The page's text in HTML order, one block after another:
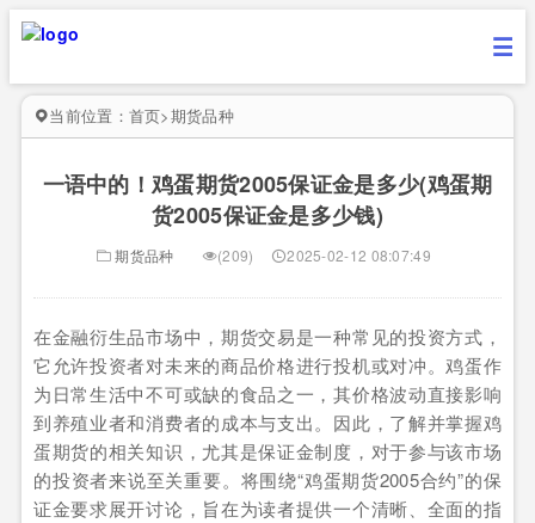
当前位置： 首页>期货品种
一语中的！鸡蛋期货2005保证金是多少(鸡蛋期
货2005保证金是多少钱)
期货品种 (209) 2025-02-12 08:07:49
在金融衍生品市场中，期货交易是一种常见的投资方式，
它允许投资者对未来的商品价格进行投机或对冲。鸡蛋作
为日常生活中不可或缺的食品之一，其价格波动直接影响
到养殖业者和消费者的成本与支出。因此，了解并掌握鸡
蛋期货的相关知识，尤其是保证金制度，对于参与该市场
的投资者来说至关重要。将围绕“鸡蛋期货2005合约”的保
证金要求展开讨论，旨在为读者提供一个清晰、全面的指